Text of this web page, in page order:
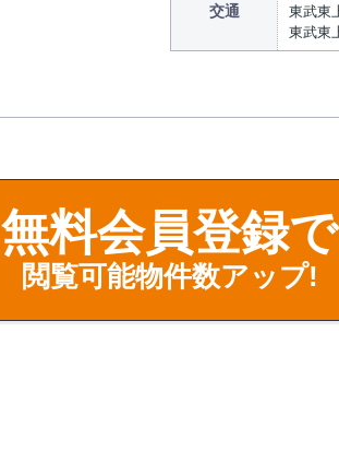
交通
東武東
東武東
無料会員登録で
閲覧可能物件数アップ!